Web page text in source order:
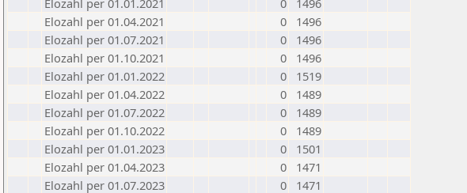
Elozahl per 01.01.2021
0
1496
Elozahl per 01.04.2021
0
1496
Elozahl per 01.07.2021
0
1496
Elozahl per 01.10.2021
0
1496
Elozahl per 01.01.2022
0
1519
Elozahl per 01.04.2022
0
1489
Elozahl per 01.07.2022
0
1489
Elozahl per 01.10.2022
0
1489
Elozahl per 01.01.2023
0
1501
Elozahl per 01.04.2023
0
1471
Elozahl per 01.07.2023
0
1471